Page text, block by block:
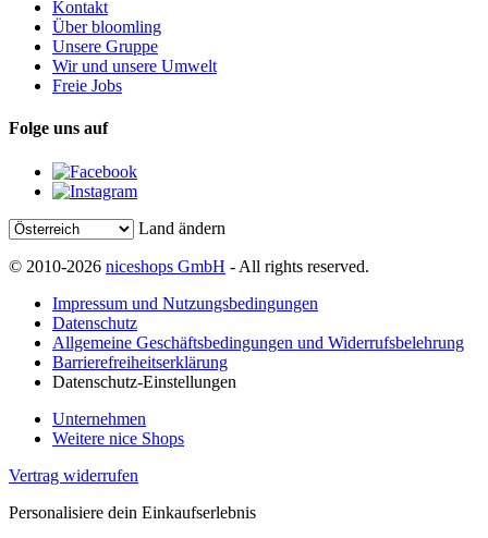
Kontakt
Über bloomling
Unsere Gruppe
Wir und unsere Umwelt
Freie Jobs
Folge uns auf
Land ändern
© 2010-2026 niceshops GmbH - All rights reserved.
Impressum und Nutzungsbedingungen
Datenschutz
Allgemeine Geschäftsbedingungen und Widerrufsbelehrung
Barrierefreiheitserklärung
Datenschutz-Einstellungen
Unternehmen
Weitere nice Shops
Vertrag widerrufen
Personalisiere dein Einkaufserlebnis